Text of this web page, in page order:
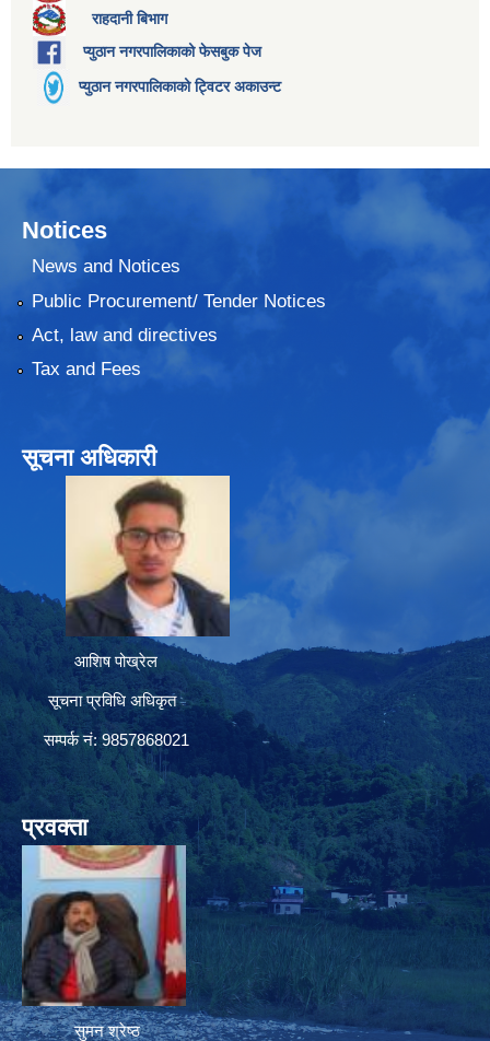
राहदानी बिभाग
प्युठान नगरपालिकाको फेसबुक पेज
प्युठान नगरपालिकाको ट्विटर अकाउन्ट
Notices
News and Notices
Public Procurement/ Tender Notices
Act, law and directives
Tax and Fees
सूचना अधिकारी
आशिष पोख्रेल
सूचना प्रविधि अधिकृत
सम्पर्क नं: 9857868021
प्रवक्ता
सुमन श्रेष्ठ